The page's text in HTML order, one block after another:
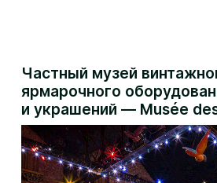
Частный музей
ярмарочного
и украшений — Musée